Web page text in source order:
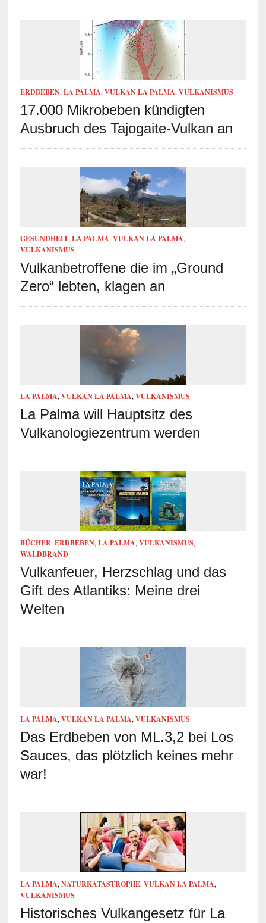
ERDBEBEN, LA PALMA, VULKAN LA PALMA, VULKANISMUS
17.000 Mikrobeben kündigten
Ausbruch des Tajogaite-Vulkan an
GESUNDHEIT, LA PALMA, VULKAN LA PALMA,
VULKANISMUS
Vulkanbetroffene die im „Ground
Zero“ lebten, klagen an
LA PALMA, VULKAN LA PALMA, VULKANISMUS
La Palma will Hauptsitz des
Vulkanologiezentrum werden
BÜCHER, ERDBEBEN, LA PALMA, VULKANISMUS,
WALDBRAND
Vulkanfeuer, Herzschlag und das
Gift des Atlantiks: Meine drei
Welten
LA PALMA, VULKAN LA PALMA, VULKANISMUS
Das Erdbeben von ML.3,2 bei Los
Sauces, das plötzlich keines mehr
war!
LA PALMA, NATURKATASTROPHE, VULKAN LA PALMA,
VULKANISMUS
Historisches Vulkangesetz für La